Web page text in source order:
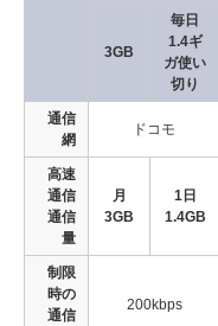
3GB
毎日
1.4ギ
ガ使い
切り
通信
網
ドコモ
高速
通信
通信
量
月
3GB
1日
1.4GB
制限
時の
通信
200kbps